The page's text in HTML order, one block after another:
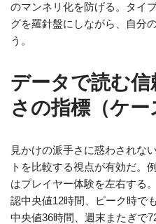
のマンネリ化を防げる。タイ
グを羅針盤にしながら、自分
う。
データで読む
さの指標（ケー
見かけの派手さに惑わされな
トを比較する視点が有効だ。例
はプレイヤー体験を左右する
認中央値12時間、ピーク時で
中央値36時間、週末またぎで